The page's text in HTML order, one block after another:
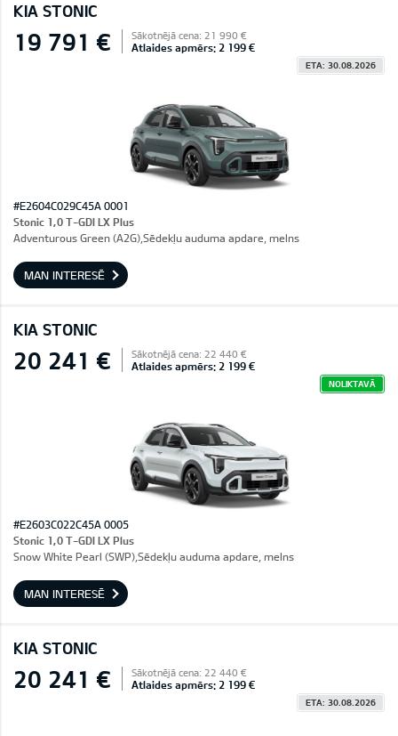
KIA STONIC
19 791 € Sākotnējā cena: 21 990 €
Atlaides apmērs: 2 199 €
ETA: 30.08.2026
#E2604C029C45A 0001
Stonic 1,0 T-GDI LX Plus
Adventurous Green (A2G),Sēdekļu auduma apdare, melns
MAN INTERESĒ
KIA STONIC
20 241 € Sākotnējā cena: 22 440 €
Atlaides apmērs: 2 199 €
NOLIKTAVĀ
#E2603C022C45A 0005
Stonic 1,0 T-GDI LX Plus
Snow White Pearl (SWP),Sēdekļu auduma apdare, melns
MAN INTERESĒ
KIA STONIC
20 241 € Sākotnējā cena: 22 440 €
Atlaides apmērs: 2 199 €
ETA: 30.08.2026